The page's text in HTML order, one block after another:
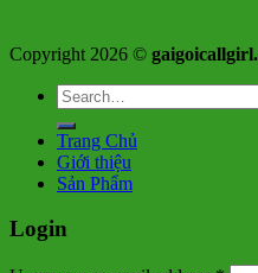
Copyright 2026 ©
Search
for:
Trang Chủ
Giới thiệu
Sản Phẩm
Login